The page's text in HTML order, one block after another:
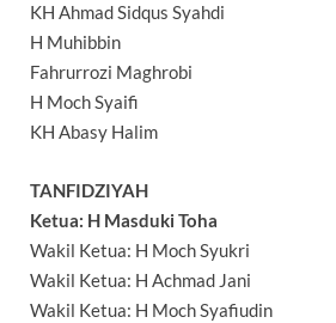
KH Ahmad Sidqus Syahdi
H Muhibbin
Fahrurrozi Maghrobi
H Moch Syaifi
KH Abasy Halim
TANFIDZIYAH
Ketua: H Masduki Toha
Wakil Ketua: H Moch Syukri
Wakil Ketua: H Achmad Jani
Wakil Ketua: H Moch Syafiudin